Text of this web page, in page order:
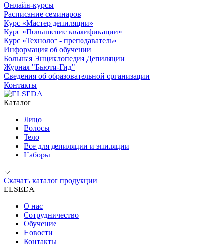
Онлайн-курсы
Расписание семинаров
Курс «Мастер депиляции»
Курс «Повышение квалификации»
Курс «Технолог - преподаватель»
Информация об обучении
Большая Энциклопедия Депиляции
Журнал "Бьюти-Гид"
Сведения об образовательной организации
Контакты
Каталог
Лицо
Волосы
Тело
Все для депиляции и эпиляции
Наборы
Скачать каталог продукции
ELSEDA
О нас
Сотрудничество
Обучение
Новости
Контакты